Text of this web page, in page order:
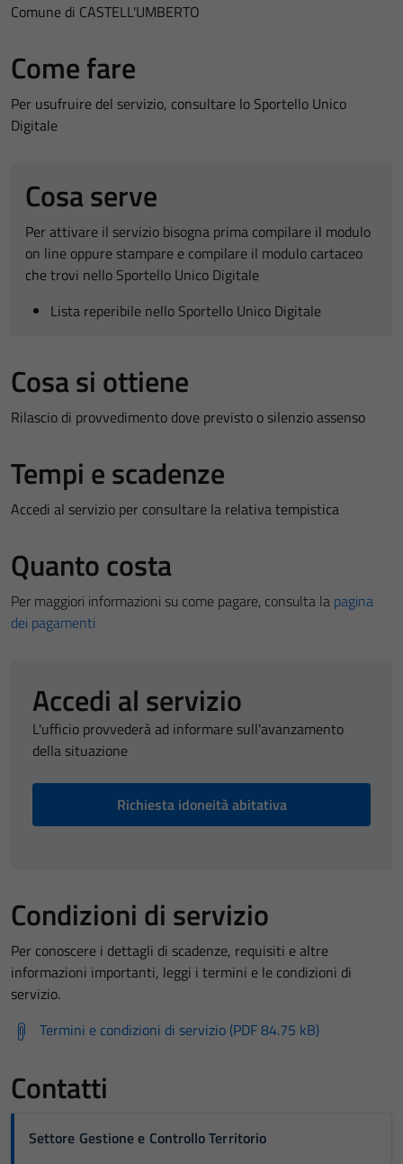
Comune di CASTELL'UMBERTO
Come fare
Per usufruire del servizio, consultare lo Sportello Unico
Digitale
Cosa serve
Per attivare il servizio bisogna prima compilare il modulo
on line oppure stampare e compilare il modulo cartaceo
che trovi nello Sportello Unico Digitale
Lista reperibile nello Sportello Unico Digitale
Cosa si ottiene
Rilascio di provvedimento dove previsto o silenzio assenso
Tempi e scadenze
Accedi al servizio per consultare la relativa tempistica
Quanto costa
Per maggiori informazioni su come pagare, consulta la pagina
dei pagamenti
Accedi al servizio
L'ufficio provvederà ad informare sull'avanzamento
della situazione
Richiesta idoneità abitativa
Condizioni di servizio
Per conoscere i dettagli di scadenze, requisiti e altre
informazioni importanti, leggi i termini e le condizioni di
servizio.
Termini e condizioni di servizio (PDF 84.75 kB)
Contatti
Settore Gestione e Controllo Territorio